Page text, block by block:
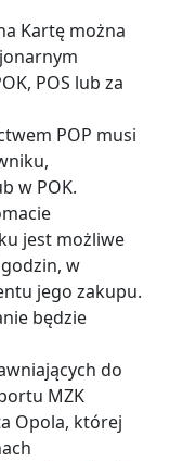
Kartę można
POS lub za
POP musi
w POK.
jest możliwe
w
jego zakupu.
będzie
do
MZK
Opola, której